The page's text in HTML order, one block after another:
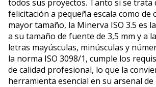
todos sus proyectos. Tanto si se trata
felicitación a pequeña escala como de
mayor tamaño, la Minerva ISO 3.5 es
a su tamaño de fuente de 3,5 mm y a
letras mayúsculas, minúsculas y
la norma ISO 3098/1, cumple los
de calidad profesional, lo que la
herramienta esencial en su arsenal de